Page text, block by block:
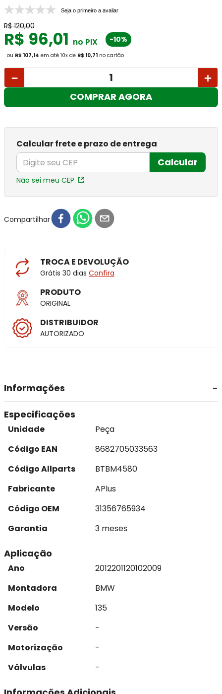
Seja o primeiro a avaliar
R$ 120,00
R$ 96,01 no PIX -10%
ou R$ 107,14 em até 10x de R$ 10,71 no cartão
＋
－
COMPRAR AGORA
Calcular frete e prazo de entrega
Calcular
Não sei meu CEP
Compartilhar
TROCA E DEVOLUÇÃO
Grátis 30 dias Confira
PRODUTO
ORIGINAL
DISTRIBUIDOR
AUTORIZADO
Informações
Especificações
Unidade
Peça
Código EAN
8682705033563
Código Allparts
BTBM4580
Fabricante
APlus
Código OEM
31356765934
Garantia
3 meses
Aplicação
Ano 2012201120102009
Montadora
BMW
Modelo
135
Versão
-
Motorização
-
Válvulas
-